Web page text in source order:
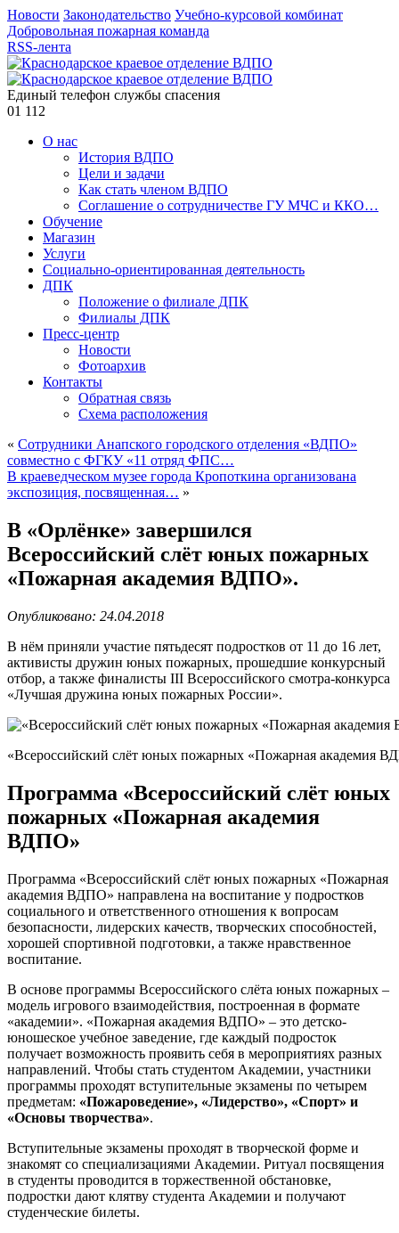
Новости Законодательство Учебно-курсовой комбинат
Добровольная пожарная команда
RSS-лента
Единый телефон службы спасения
01 112
О нас
История ВДПО
Цели и задачи
Как стать членом ВДПО
Соглашение о сотрудничестве ГУ МЧС и ККО…
Обучение
Магазин
Услуги
Социально-ориентированная деятельность
ДПК
Положение о филиале ДПК
Филиалы ДПК
Пресс-центр
Новости
Фотоархив
Контакты
Обратная связь
Схема расположения
« Сотрудники Анапского городского отделения «ВДПО»
совместно с ФГКУ «11 отряд ФПС…
В краеведческом музее города Кропоткина организована
экспозиция, посвященная… »
В «Орлёнке» завершился
Всероссийский слёт юных пожарных
«Пожарная академия ВДПО».
Опубликовано: 24.04.2018
В нём приняли участие пятьдесят подростков от 11 до 16 лет,
активисты дружин юных пожарных, прошедшие конкурсный
отбор, а также финалисты III Всероссийского смотра-конкурса
«Лучшая дружина юных пожарных России».
«Всероссийский слёт юных пожарных «Пожарная академия
Программа «Всероссийский слёт юных
пожарных «Пожарная академия
ВДПО»
Программа «Всероссийский слёт юных пожарных «Пожарная
академия ВДПО» направлена на воспитание у подростков
социального и ответственного отношения к вопросам
безопасности, лидерских качеств, творческих способностей,
хорошей спортивной подготовки, а также нравственное
воспитание.
В основе программы Всероссийского слёта юных пожарных –
модель игрового взаимодействия, построенная в формате
«академии». «Пожарная академия ВДПО» – это детско-
юношеское учебное заведение, где каждый подросток
получает возможность проявить себя в мероприятиях разных
направлений. Чтобы стать студентом Академии, участники
программы проходят вступительные экзамены по четырем
предметам: «Пожароведение», «Лидерство», «Спорт» и
«Основы творчества».
Вступительные экзамены проходят в творческой форме и
знакомят со специализациями Академии. Ритуал посвящения
в студенты проводится в торжественной обстановке,
подростки дают клятву студента Академии и получают
студенческие билеты.